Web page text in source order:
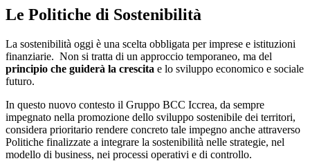
Le Politiche di Sostenibilità
La sostenibilità oggi è una scelta obbligata per imprese e istituzioni
finanziarie. Non si tratta di un approccio temporaneo, ma del
principio che guiderà la crescita e lo sviluppo economico e sociale
futuro.
In questo nuovo contesto il Gruppo BCC Iccrea, da sempre
impegnato nella promozione dello sviluppo sostenibile dei territori,
considera prioritario rendere concreto tale impegno anche attraverso
Politiche finalizzate a integrare la sostenibilità nelle strategie, nel
modello di business, nei processi operativi e di controllo.